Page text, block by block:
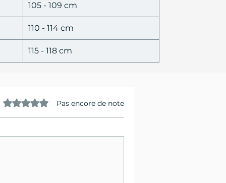
105 - 109 cm
110 - 114 cm
115 - 118 cm
Noté 0 étoile sur 5. Pas encore de note